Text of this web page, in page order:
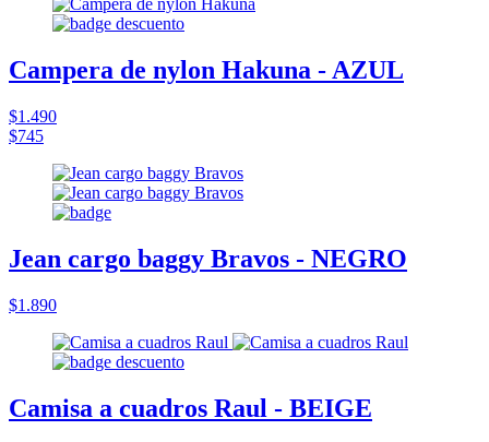
Campera de nylon Hakuna - AZUL
$1.490
$745
Jean cargo baggy Bravos - NEGRO
$1.890
Camisa a cuadros Raul - BEIGE